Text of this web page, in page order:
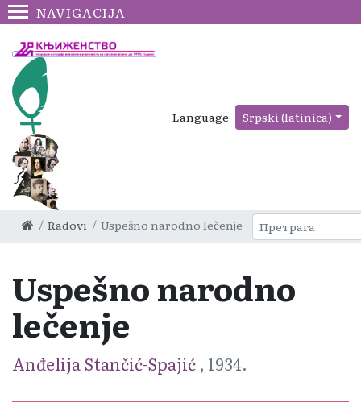
NAVIGACIJA
Language Srpski (latinica)
Radovi Uspešno narodno lečenje
Uspešno narodno
lečenje
Anđelija Stančić-Spajić , 1934.